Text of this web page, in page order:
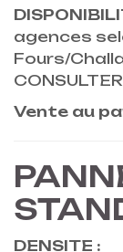
agences
Fours/
Vente au
DENSITE :